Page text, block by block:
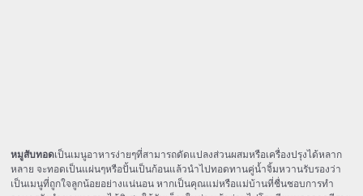
หมูสับทอดเป็นเมนูอาหารง่ายๆที่สามารถดัดแปลงส่วนผสมหรือเครื่องปรุงได้หลาก
หลาย จะทอดเป็นแผ่นๆหรือปั้นเป็นก้อนแล้วนำไปทอดทานคู่น้ำจิ้มหวานรับรองว่า
เป็นเมนูที่ถูกใจลูกน้อยอย่างแน่นอน หากเป็นคุณแม่หรือแม่บ้านที่ชื่นชอบการทำ